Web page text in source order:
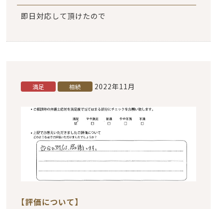
即日対応して頂けたので
満足 相続 2022年11月
【評価について】